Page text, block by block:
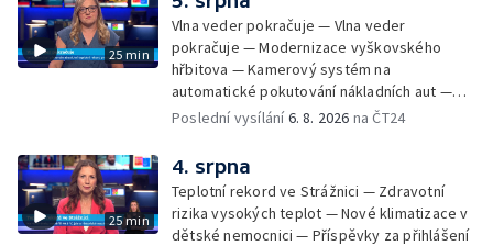
Pop Messe — Přestavba mostu v Hodoníně
— Fenomén památníčků
25 min
Vlna veder pokračuje — Vlna veder
pokračuje — Modernizace vyškovského
hřbitova — Kamerový systém na
automatické pokutování nákladních aut —
Demolice vyhořelé budovy ve Zlíně — Případ
stadionu na Vyškovsku — Výstraha před
bouřkami — Brno hostí Mezinárodní kytarový
festival — Očkování po kousnutí netopýrem
Poslední vysílání6. 8. 2026 na ČT24
25 min
4. srpna
Teplotní rekord ve Strážnici — Zdravotní
rizika vysokých teplot — Nové klimatizace v
dětské nemocnici — Příspěvky za přihlášení